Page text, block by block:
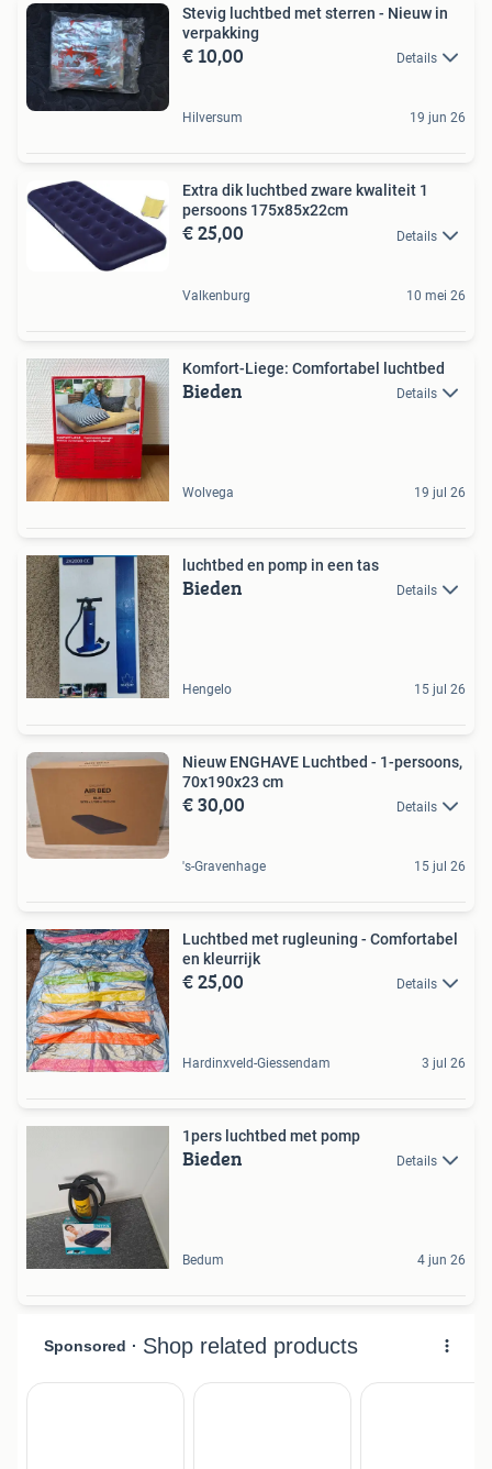
Stevig luchtbed met sterren - Nieuw in
verpakking
€ 10,00 Details
Hilversum 19 jun 26
Extra dik luchtbed zware kwaliteit 1
persoons 175x85x22cm
€ 25,00 Details
Valkenburg 10 mei 26
Komfort-Liege: Comfortabel luchtbed
Bieden Details
Wolvega 19 jul 26
luchtbed en pomp in een tas
Bieden Details
Hengelo 15 jul 26
Nieuw ENGHAVE Luchtbed - 1-persoons,
70x190x23 cm
€ 30,00 Details
's-Gravenhage 15 jul 26
Luchtbed met rugleuning - Comfortabel
en kleurrijk
€ 25,00 Details
Hardinxveld-Giessendam 3 jul 26
1pers luchtbed met pomp
Bieden Details
Bedum 4 jun 26